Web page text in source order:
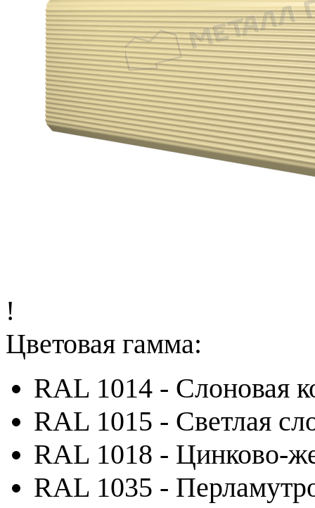
!
Цветовая гамма:
RAL 1014 - Слоновая
RAL 1015 - Светлая
RAL 1018 - Цинково-
RAL 1035 -